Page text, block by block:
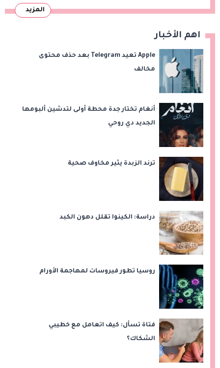
المزيد
اهم الأخبار
Apple تعيد Telegram بعد حذف محتوى
مخالف
أنغام تختار جدة محطة أولى لتدشين ألبومها
الجديد دي روحي
ترند الزبدة يثير مخاوف صحية
دراسة: الكينوا تقلل دهون الكبد
روسيا تطور فيروسات لمهاجمة الأورام
فتاة تسأل: كيف اتعامل مع خطيبي
الشكاك؟